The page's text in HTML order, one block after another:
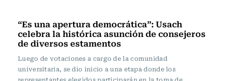
“Es una apertura democrática”: Usach
celebra la histórica asunción de consejeros
de diversos estamentos
Luego de votaciones a cargo de la comunidad
universitaria, se dio inicio a una etapa donde los